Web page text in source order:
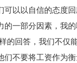
可以以自信的态度
的一部分因素，我
的回答，我们不仅
们不要将工资作为